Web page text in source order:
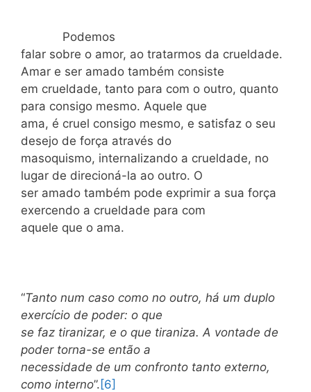
Podemos
falar sobre o amor, ao tratarmos da crueldade.
Amar e ser amado também consiste
em crueldade, tanto para com o outro, quanto
para consigo mesmo. Aquele que
ama, é cruel consigo mesmo, e satisfaz o seu
desejo de força através do
masoquismo, internalizando a crueldade, no
lugar de direcioná-la ao outro. O
ser amado também pode exprimir a sua força
exercendo a crueldade para com
aquele que o ama.
“Tanto num caso como no outro, há um duplo
exercício de poder: o que
se faz tiranizar, e o que tiraniza. A vontade de
poder torna-se então a
necessidade de um confronto tanto externo,
como interno”. [6]